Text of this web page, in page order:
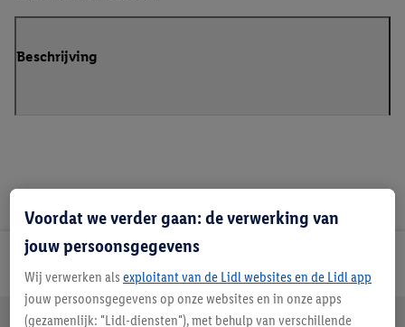
Beschrijving
Jouw voordelen bij ons als Lidl webshop klant
Voordat we verder gaan: de verwerking van
jouw persoonsgegevens
Wij verwerken als exploitant van de Lidl websites en de Lidl app
jouw persoonsgegevens op onze websites en in onze apps
(gezamenlijk: "Lidl-diensten"), met behulp van verschillende